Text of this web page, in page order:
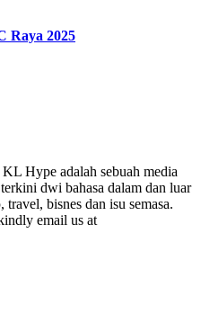
Raya 2025
Hype adalah sebuah media
dwi bahasa dalam dan luar
bisnes dan isu semasa.
email us at